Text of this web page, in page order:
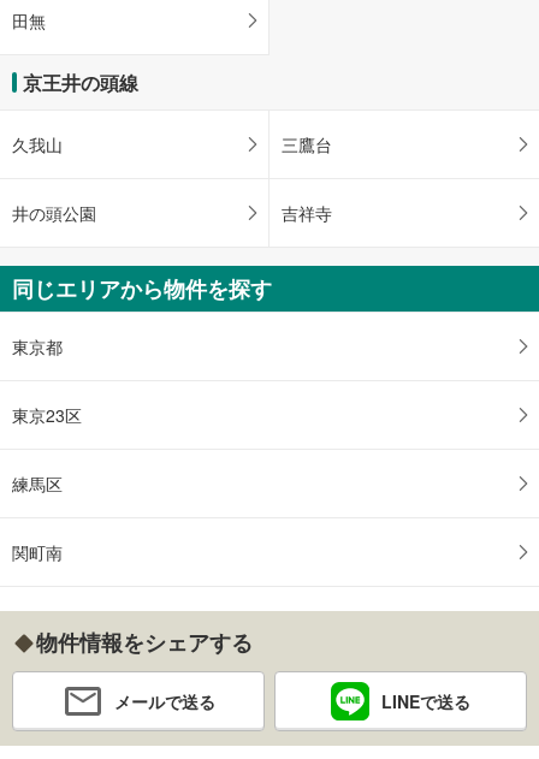
田無
京王井の頭線
久我山 三鷹台
井の頭公園 吉祥寺
同じエリアから物件を探す
東京都
東京23区
練馬区
関町南
物件情報をシェアする
メールで送る LINEで送る